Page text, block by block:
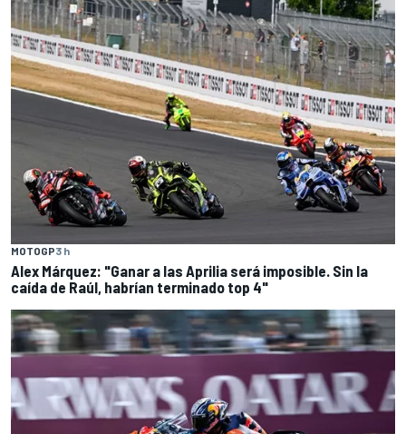
MOTOGP3 h
Alex Márquez: "Ganar a las Aprilia será imposible. Sin la
caída de Raúl, habrían terminado top 4"